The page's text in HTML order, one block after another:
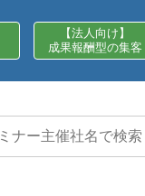
【法人向け】
成果報酬型の集客